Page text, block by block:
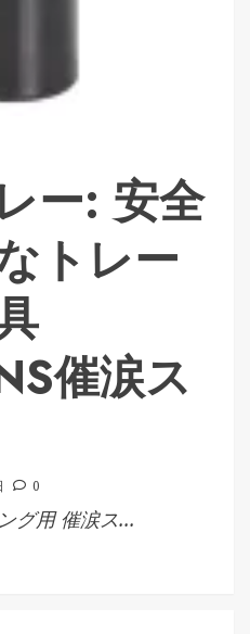
ー: 安全
トレー
催涙ス
0
グ用 催涙ス...